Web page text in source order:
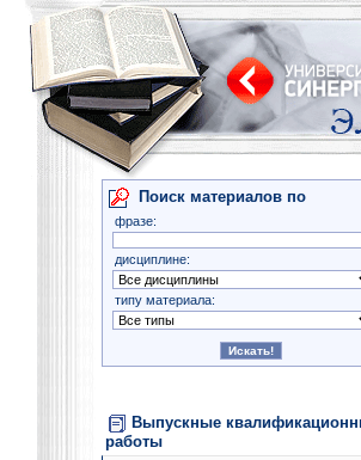
Поиск материалов по
фразе:
дисциплине:
типу материала:
Выпускные
работы